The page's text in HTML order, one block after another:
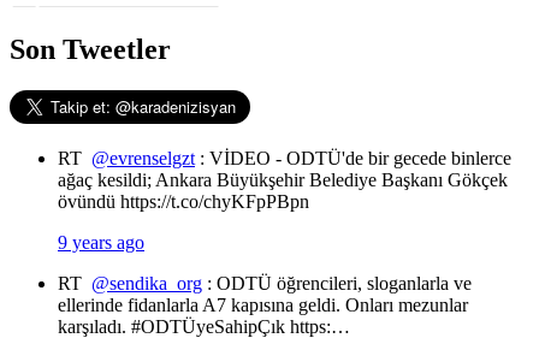
Son Tweetler
RT @evrenselgzt : VİDEO - ODTÜ'de bir gecede binlerce
ağaç kesildi; Ankara Büyükşehir Belediye Başkanı Gökçek
övündü https://t.co/chyKFpPBpn
9 years ago
RT @sendika_org : ODTÜ öğrencileri, sloganlarla ve
ellerinde fidanlarla A7 kapısına geldi. Onları mezunlar
karşıladı. #ODTÜyeSahipÇık https:…